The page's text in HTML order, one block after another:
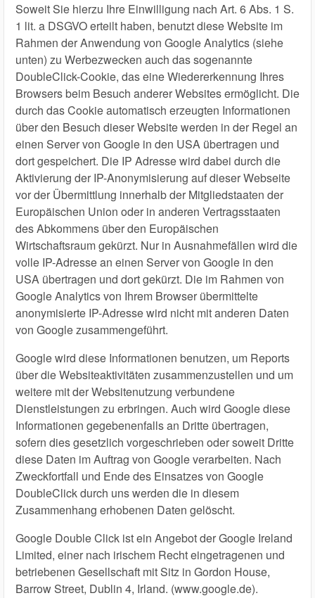
Soweit Sie hierzu Ihre Einwilligung nach Art. 6 Abs. 1 S.
1 lit. a DSGVO erteilt haben, benutzt diese Website im
Rahmen der Anwendung von Google Analytics (siehe
unten) zu Werbezwecken auch das sogenannte
DoubleClick-Cookie, das eine Wiedererkennung Ihres
Browsers beim Besuch anderer Websites ermöglicht. Die
durch das Cookie automatisch erzeugten Informationen
über den Besuch dieser Website werden in der Regel an
einen Server von Google in den USA übertragen und
dort gespeichert. Die IP Adresse wird dabei durch die
Aktivierung der IP-Anonymisierung auf dieser Webseite
vor der Übermittlung innerhalb der Mitgliedstaaten der
Europäischen Union oder in anderen Vertragsstaaten
des Abkommens über den Europäischen
Wirtschaftsraum gekürzt. Nur in Ausnahmefällen wird die
volle IP-Adresse an einen Server von Google in den
USA übertragen und dort gekürzt. Die im Rahmen von
Google Analytics von Ihrem Browser übermittelte
anonymisierte IP-Adresse wird nicht mit anderen Daten
von Google zusammengeführt.
Google wird diese Informationen benutzen, um Reports
über die Websiteaktivitäten zusammenzustellen und um
weitere mit der Websitenutzung verbundene
Dienstleistungen zu erbringen. Auch wird Google diese
Informationen gegebenenfalls an Dritte übertragen,
sofern dies gesetzlich vorgeschrieben oder soweit Dritte
diese Daten im Auftrag von Google verarbeiten. Nach
Zweckfortfall und Ende des Einsatzes von Google
DoubleClick durch uns werden die in diesem
Zusammenhang erhobenen Daten gelöscht.
Google Double Click ist ein Angebot der Google Ireland
Limited, einer nach irischem Recht eingetragenen und
betriebenen Gesellschaft mit Sitz in Gordon House,
Barrow Street, Dublin 4, Irland. (www.google.de).